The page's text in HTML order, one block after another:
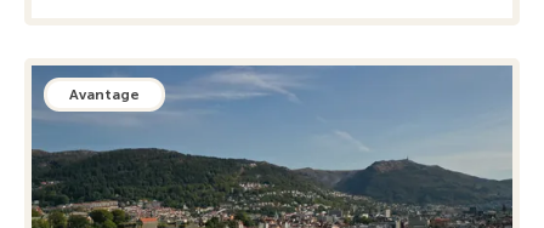
Avantage